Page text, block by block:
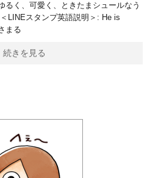
るく、可愛く、ときたまシュールなう
LINEスタンプ英語説明＞: He is
まる
続きを見る